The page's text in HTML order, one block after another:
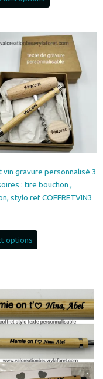
variations.
Les
options
peuvent
être
choisies
sur
la
page
du
produit
gravure personnalisé 3
: tire bouchon ,
stylo ref COFFRETVIN3
options